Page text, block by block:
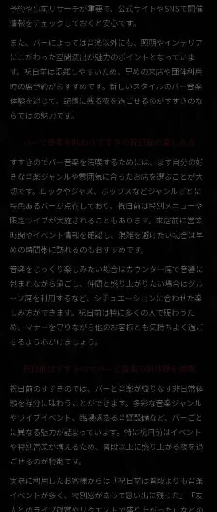
予約や事前リサーチが重要で、公式サイトやSNSで開催
情報をチェックしておくと安心です。
また、バーによっては音楽以外にも、照明やインテリア
にこだわった空間演出が魅力のポイントとなっていま
す。祝日前は混雑しやすいため、早めの来店や団体利用
時の席予約がおすすめです。新しいスタイルのバー音楽
体験を通じて、記憶に残る夜を過ごせるのがすすきのな
らではの魅力です。
バーで音楽を味わうすすきの祝日前の楽しみ方
すすきのでバー音楽を満喫するためには、まず自分の好
きな音楽ジャンルや雰囲気に合ったお店を選ぶことが大
切です。ロックやジャズ、ポップスなどジャンルごとに
特色あるバーが点在しており、祝日前は特別メニューや
限定ライブが実施されることもあります。来店前に営業
時間やイベント情報を確認し、混雑を避けたい場合は早
めの時間帯に訪れるのもおすすめです。
音楽をじっくり楽しみたい場合はカウンター席で音響に
包まれながら過ごし、仲間と盛り上がりたい場合はグル
ープ席を利用するなど、シチュエーションに合わせた楽
しみ方ができます。祝日前は特に多くの人で賑わうた
め、マナーを守りながら他のお客様とも気持ちよく過ご
せるよう心がけましょう。
祝日前はすすきのでバーと音楽の新体験を満喫
祝日前のすすきのでは、バーと音楽が織りなす非日常体
験を存分に味わうことができます。多彩な音楽ジャンル
やライブイベント、臨場感ある音響設備など、バーごと
に異なる魅力が詰まっています。特に祝日前はイベント
や特別営業が増えるため、普段以上に盛り上がる夜を過
ごせるのが特徴です。
実際に利用したお客様からは「祝日前は普段よりも音楽
イベントが多く、特別感があって思い出に残った」「友
人とのライブ観賞やリクエストで盛り上がった」などの